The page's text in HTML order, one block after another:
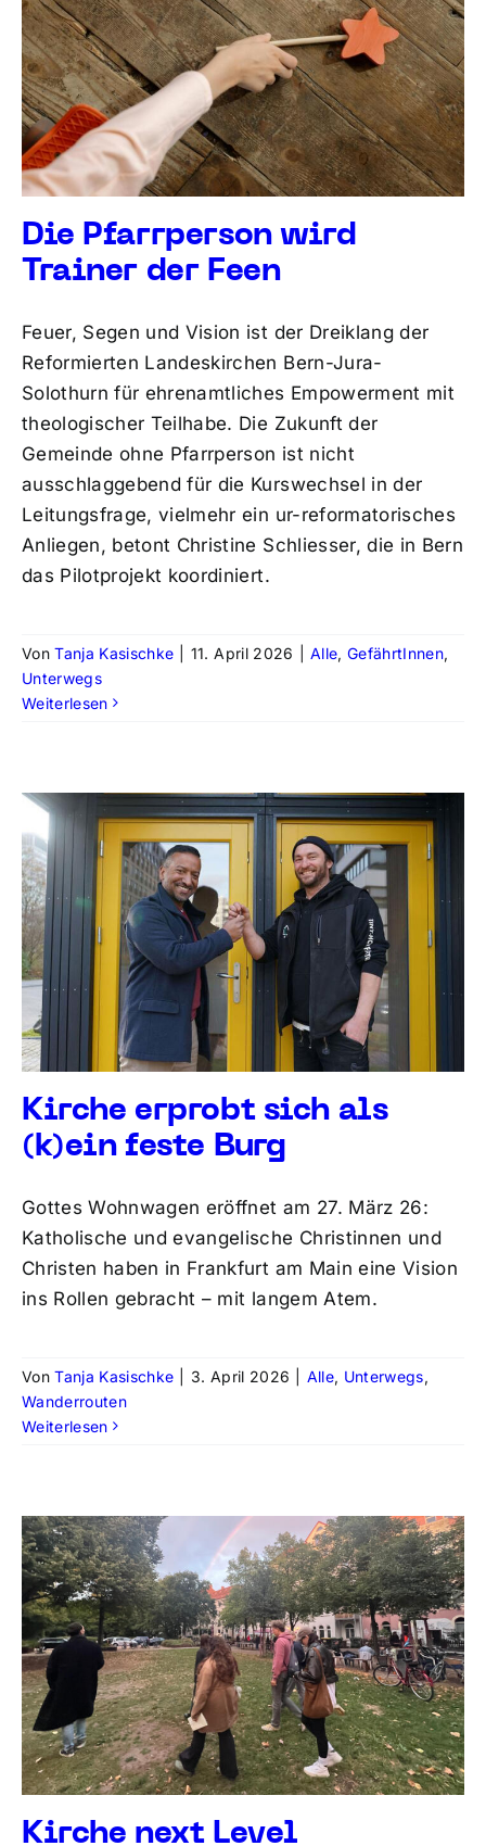
Die Pfarrperson wird
Trainer der Feen
Feuer, Segen und Vision ist der Dreiklang der
Reformierten Landeskirchen Bern-Jura-
Solothurn für ehrenamtliches Empowerment mit
theologischer Teilhabe. Die Zukunft der
Gemeinde ohne Pfarrperson ist nicht
ausschlaggebend für die Kurswechsel in der
Leitungsfrage, vielmehr ein ur-reformatorisches
Anliegen, betont Christine Schliesser, die in Bern
das Pilotprojekt koordiniert.
VonTanja Kasischke 11. April 2026 Alle, GefährtInnen,
Unterwegs
Weiterlesen
Kirche erprobt sich als
(k)ein feste Burg
Gottes Wohnwagen eröffnet am 27. März 26:
Katholische und evangelische Christinnen und
Christen haben in Frankfurt am Main eine Vision
ins Rollen gebracht – mit langem Atem.
VonTanja Kasischke 3. April 2026 Alle, Unterwegs,
Wanderrouten
Weiterlesen
Kirche next Level